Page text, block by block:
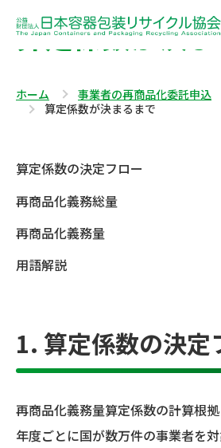
算定係数が決ま
ホーム 事業者の再商品化委託申込
算定係数が決まるまで
算定係数の決定フロー
再商品化義務総量
再商品化義務量
用語解説
1. 算定係数の決定
再商品化義務量算定係数の計算根拠
年度ごとに国が数万件の事業者を